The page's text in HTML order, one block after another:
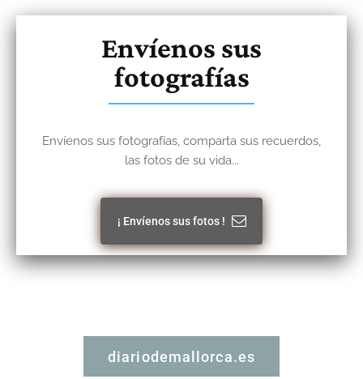
Envíenos sus
fotografías
Envíenos sus fotografías, comparta sus recuerdos,
las fotos de su vida...
¡ Envíenos sus fotos !
diariodemallorca.es